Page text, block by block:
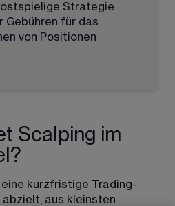
Strategie
Gebühren für das
von Positionen
Scalping im
eine kurzfristige Trading-
abzielt, aus kleinsten